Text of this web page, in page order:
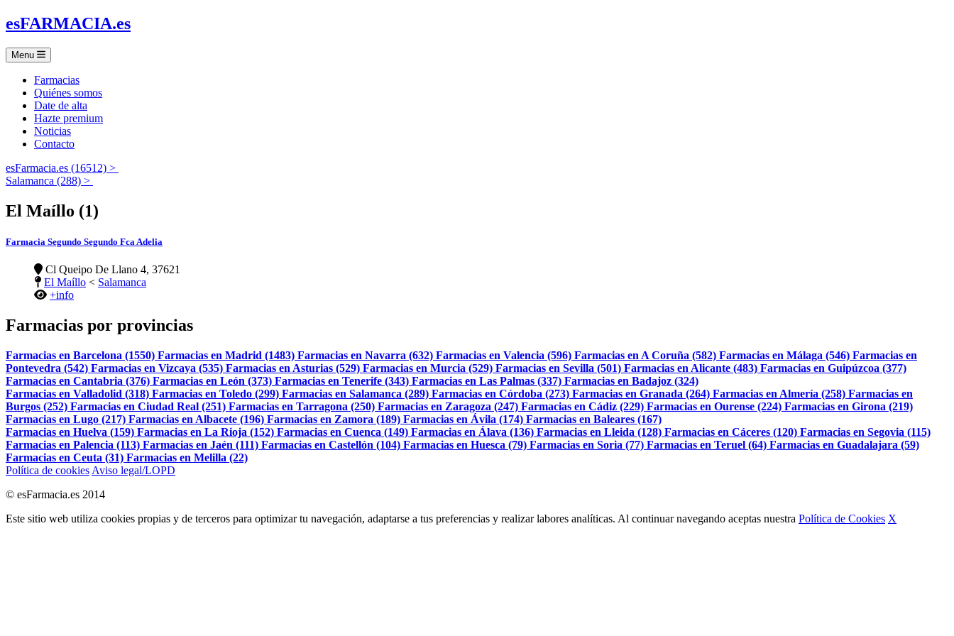
esFARMACIA.es
Menu
Farmacias
Quiénes somos
Date de alta
Hazte premium
Noticias
Contacto
esFarmacia.es (16512) >
Salamanca (288) >
El Maíllo (1)
Farmacia Segundo Segundo Fca Adelia
Cl Queipo De Llano 4, 37621
El Maíllo < Salamanca
+info
Farmacias por provincias
Farmacias en Barcelona (1550) Farmacias en Madrid (1483) Farmacias en Navarra (632) Farmacias en Valencia (596) Farmacias en A Coruña (582) Farmacias en Málaga (546) Farmacias en
Pontevedra (542) Farmacias en Vizcaya (535) Farmacias en Asturias (529) Farmacias en Murcia (529) Farmacias en Sevilla (501) Farmacias en Alicante (483) Farmacias en Guipúzcoa (377)
Farmacias en Cantabria (376) Farmacias en León (373) Farmacias en Tenerife (343) Farmacias en Las Palmas (337) Farmacias en Badajoz (324)
Farmacias en Valladolid (318) Farmacias en Toledo (299) Farmacias en Salamanca (289) Farmacias en Córdoba (273) Farmacias en Granada (264) Farmacias en Almería (258) Farmacias en
Burgos (252) Farmacias en Ciudad Real (251) Farmacias en Tarragona (250) Farmacias en Zaragoza (247) Farmacias en Cádiz (229) Farmacias en Ourense (224) Farmacias en Girona (219)
Farmacias en Lugo (217) Farmacias en Albacete (196) Farmacias en Zamora (189) Farmacias en Ávila (174) Farmacias en Baleares (167)
Farmacias en Huelva (159) Farmacias en La Rioja (152) Farmacias en Cuenca (149) Farmacias en Álava (136) Farmacias en Lleida (128) Farmacias en Cáceres (120) Farmacias en Segovia (115)
Farmacias en Palencia (113) Farmacias en Jaén (111) Farmacias en Castellón (104) Farmacias en Huesca (79) Farmacias en Soria (77) Farmacias en Teruel (64) Farmacias en Guadalajara (59)
Farmacias en Ceuta (31) Farmacias en Melilla (22)
Política de cookies Aviso legal/LOPD
© esFarmacia.es 2014
Este sitio web utiliza cookies propias y de terceros para optimizar tu navegación, adaptarse a tus preferencias y realizar labores analíticas. Al continuar navegando aceptas nuestra Política de Cookies X